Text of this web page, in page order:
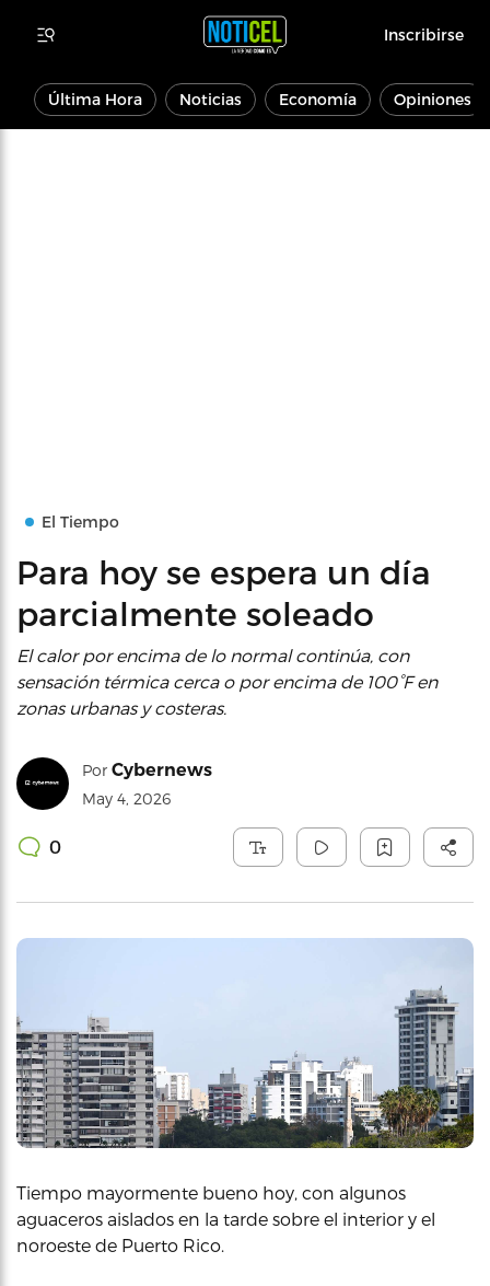
Inscribirse
Última Hora Noticias Economía Opiniones
El Tiempo
Para hoy se espera un día
parcialmente soleado
El calor por encima de lo normal continúa, con
sensación térmica cerca o por encima de 100°F en
zonas urbanas y costeras.
Por Cybernews
May 4, 2026
0
Tiempo mayormente bueno hoy, con algunos
aguaceros aislados en la tarde sobre el interior y el
noroeste de Puerto Rico.